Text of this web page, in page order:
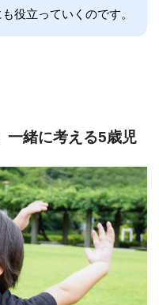
役立っていくのです。
一緒に考える5歳児